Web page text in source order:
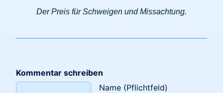
Der Preis für Schweigen und Missachtung.
Kommentar schreiben
Name (Pflichtfeld)
Text des Kommentars